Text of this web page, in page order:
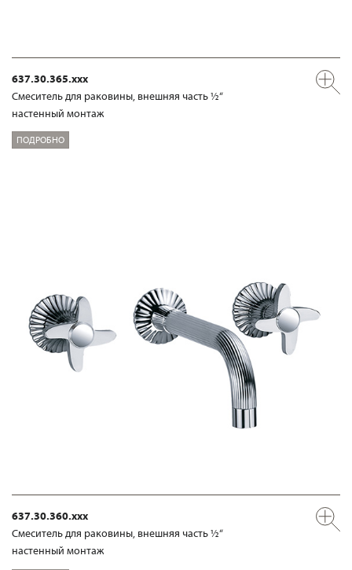
637.30.365.xxx
Смеситель для раковины, внешняя часть ½“
настенный монтаж
ПОДРОБНО
637.30.360.xxx
Смеситель для раковины, внешняя часть ½“
настенный монтаж